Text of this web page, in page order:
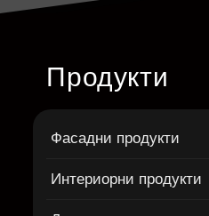
Продукти
Фасадни продукти
Интериорни продукти